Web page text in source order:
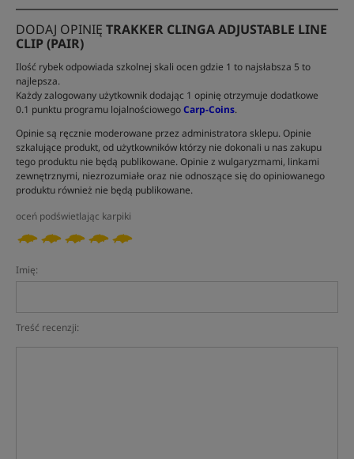
DODAJ OPINIĘ TRAKKER CLINGA ADJUSTABLE LINE
CLIP (PAIR)
Ilość rybek odpowiada szkolnej skali ocen gdzie 1 to najsłabsza 5 to
najlepsza.
Każdy zalogowany użytkownik dodając 1 opinię otrzymuje dodatkowe
0.1 punktu programu lojalnościowegoCarp-Coins.
Opinie są ręcznie moderowane przez administratora sklepu. Opinie
szkalujące produkt, od użytkowników którzy nie dokonali u nas zakupu
tego produktu nie będą publikowane. Opinie z wulgaryzmami, linkami
zewnętrznymi, niezrozumiałe oraz nie odnoszące się do opiniowanego
produktu również nie będą publikowane.
oceń podświetlając karpiki
Imię:
Treść recenzji: